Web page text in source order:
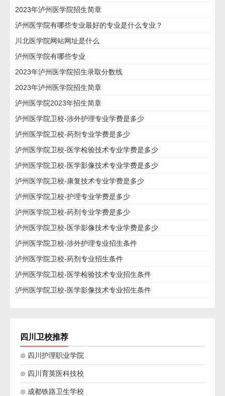
2023年泸州医学院招生简章
泸州医学院有哪些专业最好的专业是什么专业？
川北医学院网站网址是什么
泸州医学院有哪些专业
2023年泸州医学院招生录取分数线
2023年泸州医学院招生简章
泸州医学院2023年招生简章
泸州医学院卫校-涉外护理专业学费是多少
泸州医学院卫校-药剂专业学费是多少
泸州医学院卫校-医学检验技术专业学费是多少
泸州医学院卫校-医学影像技术专业学费是多少
泸州医学院卫校-康复技术专业学费是多少
泸州医学院卫校-护理专业学费是多少
泸州医学院卫校-药剂专业学费是多少
泸州医学院卫校-医学影像技术专业学费是多少
泸州医学院卫校-涉外护理专业招生条件
泸州医学院卫校-药剂专业招生条件
泸州医学院卫校-医学检验技术专业招生条件
泸州医学院卫校-医学影像技术专业招生条件
四川卫校推荐
⊙ 四川护理职业学院
⊙ 四川育英医科技校
⊙ 成都铁路卫生学校